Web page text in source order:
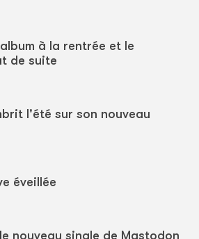
à la rentrée et le
de suite
l'été sur son nouveau
éveillée
nouveau single de Mastodon